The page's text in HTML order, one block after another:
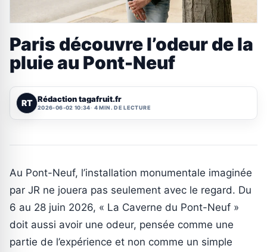
Paris découvre l’odeur de la
pluie au Pont-Neuf
RT Rédaction tagafruit.fr
2026-06-02 10:34 4 MIN. DE LECTURE
Au Pont-Neuf, l’installation monumentale imaginée
par JR ne jouera pas seulement avec le regard. Du
6 au 28 juin 2026, « La Caverne du Pont-Neuf »
doit aussi avoir une odeur, pensée comme une
partie de l’expérience et non comme un simple